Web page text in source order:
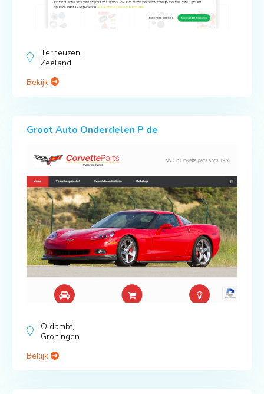
Terneuzen,
Zeeland
Bekijk
Groot Auto Onderdelen P de
Oldambt,
Groningen
Bekijk